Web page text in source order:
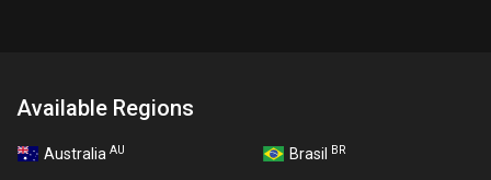
Available Regions
Australia AU Brasil BR